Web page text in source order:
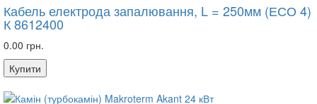
Кабель електрода запалювання, L = 250мм (ЕСО 4)
К 8612400
0.00 грн.
Купити